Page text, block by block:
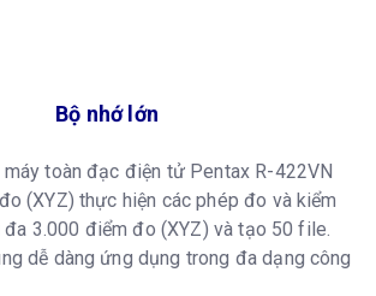
Bộ nhớ lớn
máy toàn đạc điện tử Pentax R-422VN
(XYZ) thực hiện các phép đo và kiểm
3.000 điểm đo (XYZ) và tạo 50 file.
dễ dàng ứng dụng trong đa dạng công